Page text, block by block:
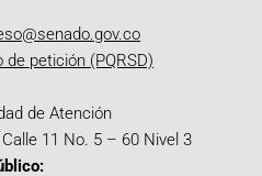
petición (PQRSD)
de Atención
11 No. 5 – 60 Nivel 3